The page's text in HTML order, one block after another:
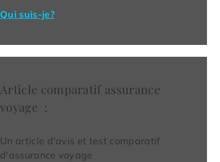
Qui suis-je?
Article comparatif assurance
voyage :
Un article d'avis et test comparatif
d'assurance voyage